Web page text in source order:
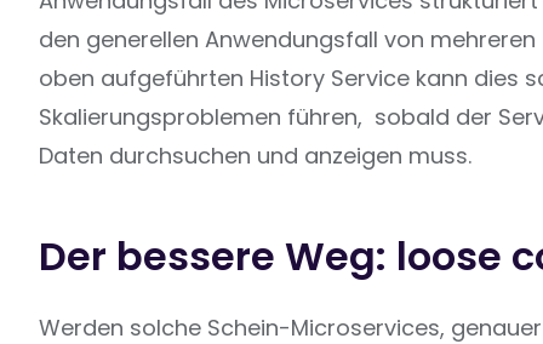
den generellen Anwendungsfall von mehreren
oben aufgeführten History Service kann dies
Skalierungsproblemen führen, sobald der
Daten durchsuchen und anzeigen muss.‍
Der bessere Weg: loose
Werden solche Schein-Microservices,